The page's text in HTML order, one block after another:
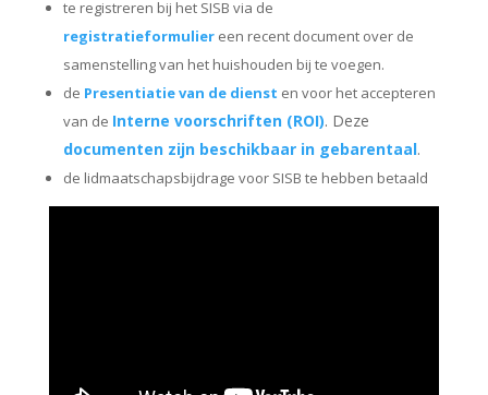
te registreren bij het SISB via de
registratieformulier een recent document over de
samenstelling van het huishouden bij te voegen.
de Presentiatie van de dienst en voor het accepteren
van de Interne voorschriften (ROI). Deze
documenten zijn beschikbaar in gebarentaal.
de lidmaatschapsbijdrage voor SISB te hebben betaald